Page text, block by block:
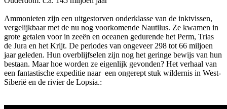
Ammonieten zijn een uitgestorven onderklasse van de inktvissen,
vergelijkbaar met de nu nog voorkomende Nautilus. Ze kwamen in
grote getalen voor in zeeën en oceanen gedurende het Perm, Trias
de Jura en het Krijt. De periodes van ongeveer 298 tot 66 miljoen
jaar geleden. Hun overblijfselen zijn nog het geringe bewijs van hun
bestaan. Maar hoe worden ze eigenlijk gevonden? Het verhaal van
een fantastische expeditie naar een ongerept stuk wildernis in West-
Siberië en de rivier de Lopsia.: